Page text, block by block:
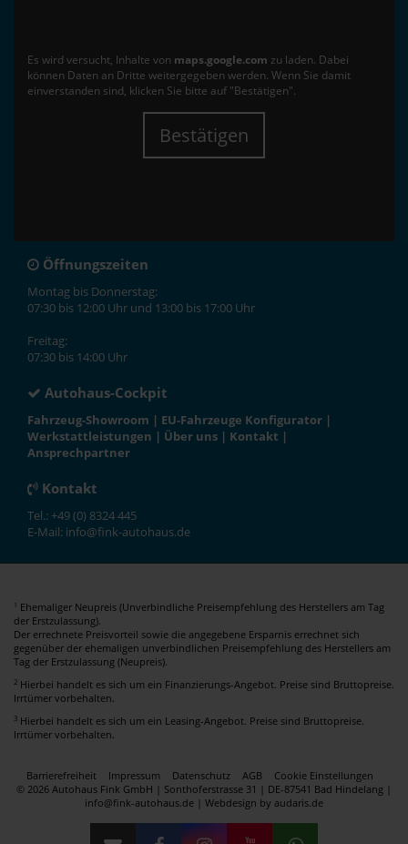
Es wird versucht, Inhalte von maps.google.com zu laden. Dabei
können Daten an Dritte weitergegeben werden. Wenn Sie damit
einverstanden sind, klicken Sie bitte auf "Bestätigen".
Bestätigen
Öffnungszeiten
Montag bis Donnerstag:
07:30 bis 12:00 Uhr und 13:00 bis 17:00 Uhr
Freitag:
07:30 bis 14:00 Uhr
Autohaus-Cockpit
Fahrzeug-Showroom | EU-Fahrzeuge Konfigurator |
Werkstattleistungen | Über uns | Kontakt |
Ansprechpartner
Kontakt
Tel.: +49 (0) 8324 445
E-Mail: info@fink-autohaus.de
1 Ehemaliger Neupreis (Unverbindliche Preisempfehlung des Herstellers am Tag
der Erstzulassung).
Der errechnete Preisvorteil sowie die angegebene Ersparnis errechnet sich
gegenüber der ehemaligen unverbindlichen Preisempfehlung des Herstellers am
Tag der Erstzulassung (Neupreis).
2 Hierbei handelt es sich um ein Finanzierungs-Angebot. Preise sind Bruttopreise.
Irrtümer vorbehalten.
3 Hierbei handelt es sich um ein Leasing-Angebot. Preise sind Bruttopreise.
Irrtümer vorbehalten.
Barrierefreiheit Impressum Datenschutz AGB
Cookie Einstellungen
© 2026 Autohaus Fink GmbH | Sonthoferstrasse 31 | DE-87541 Bad Hindelang |
info@fink-autohaus.de | Webdesign by audaris.de